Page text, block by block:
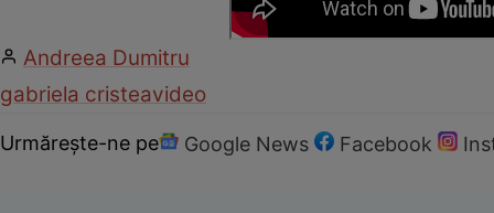
Andreea Dumitru
gabriela cristeavideo
Urmărește-ne pe Google News Facebook